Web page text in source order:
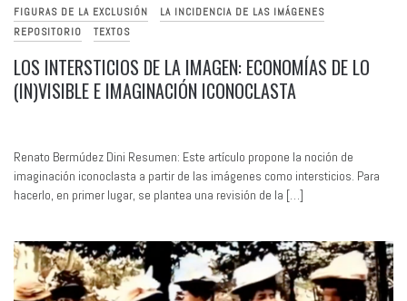
FIGURAS DE LA EXCLUSIÓN
LA INCIDENCIA DE LAS IMÁGENES
REPOSITORIO
TEXTOS
LOS INTERSTICIOS DE LA IMAGEN: ECONOMÍAS DE LO
(IN)VISIBLE E IMAGINACIÓN ICONOCLASTA
Renato Bermúdez Dini Resumen: Este artículo propone la noción de
imaginación iconoclasta a partir de las imágenes como intersticios. Para
hacerlo, en primer lugar, se plantea una revisión de la […]